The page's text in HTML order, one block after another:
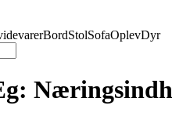
BordStolSofaOplevDyr